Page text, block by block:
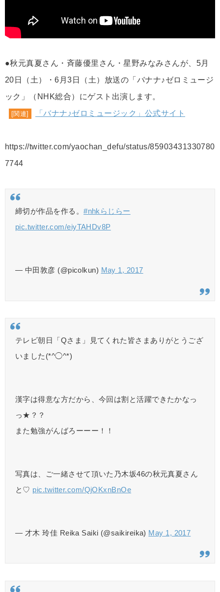
●秋元真夏さん・斉藤優里さん・星野みなみさんが、5月
20日（土）・6月3日（土）放送の「バナナ♪ゼロミュージ
ック」（NHK総合）にゲスト出演します。
[関連] 「バナナ♪ゼロミュージック」公式サイト
https://twitter.com/yaochan_defu/status/85903431330780
7744
締切が作品を作る。#nhkらじらー
pic.twitter.com/eiyTAHDv8P
— 中田敦彦 (@picolkun) May 1, 2017
テレビ朝日「Qさま」見てくれた皆さまありがとうござ
いました(*^◯^*)
漢字は得意な方だから、今回は割と活躍できたかなっ
っ★？？
また勉強がんばろーーー！！
写真は、ご一緒させて頂いた乃木坂46の秋元真夏さん
と♡ pic.twitter.com/QjOKxnBnOe
— 才木 玲佳 Reika Saiki (@saikireika) May 1, 2017